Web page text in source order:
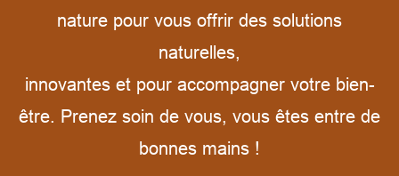
nature pour vous offrir des solutions
naturelles,
innovantes et pour accompagner votre bien-
être. Prenez soin de vous, vous êtes entre de
bonnes mains !